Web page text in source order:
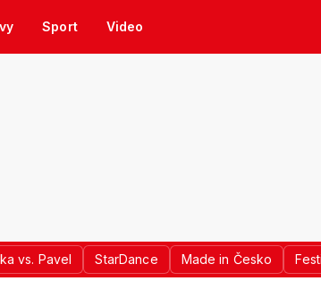
Sport Video
vs. Pavel StarDance Made in Česko